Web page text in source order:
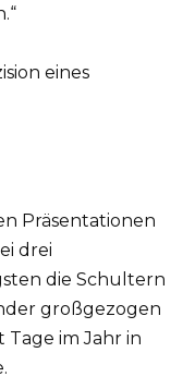
eines
Präsentationen
drei
die Schultern
großgezogen
im Jahr in